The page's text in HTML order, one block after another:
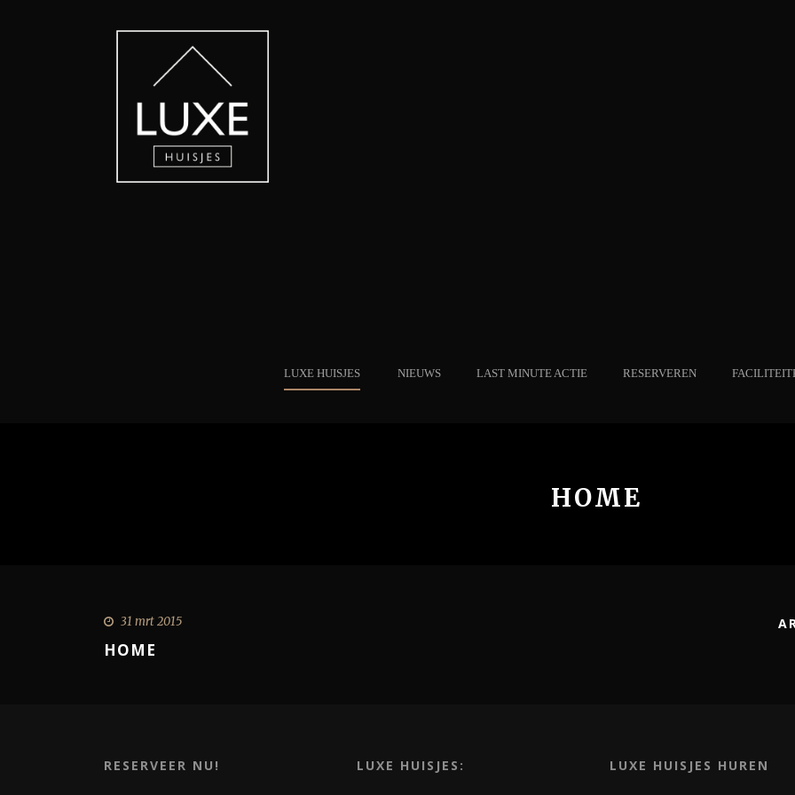
LUXE HUISJES NIEUWS LAST MINUTE ACTIE RESERVEREN
HOME
31 mrt 2015
HOME
RESERVEER NU! LUXE HUISJES: LUXE HUISJES HUREN